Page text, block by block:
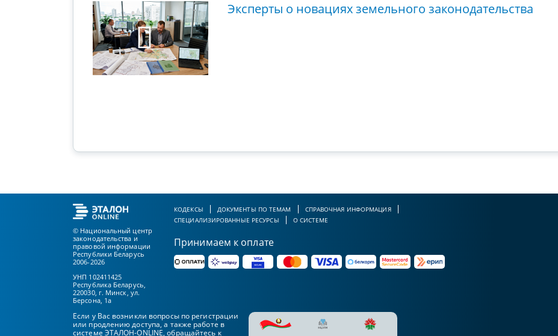
Эксперты о новациях земельного законодательства
© Национальный центр
законодательства и
правовой информации
Республики Беларусь
2006-2026
УНП 102411425
Республика Беларусь,
220030, г. Минск, ул.
Берсона, 1а
КОДЕКСЫ ДОКУМЕНТЫ ПО ТЕМАМ
СПРАВОЧНАЯ ИНФОРМАЦИЯ
СПЕЦИАЛИЗИРОВАННЫЕ РЕСУРСЫ
О СИСТЕМЕ
Принимаем к оплате
Если у Вас возникли вопросы по регистрации
или продлению доступа, а также работе в
системе ЭТАЛОН-ONLINE, обращайтесь к